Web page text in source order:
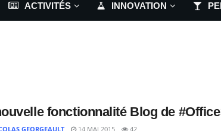
ACTIVITÉS INNOVATION
fonctionnalité Blog de
GEORGEAULT 14 MAI 2015 42